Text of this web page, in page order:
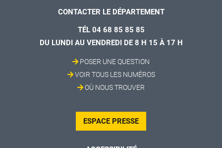
CONTACTER LE DÉPARTEMENT
TÉL 04 68 85 85 85
DU LUNDI AU VENDREDI DE 8 H 15 À 17 H
POSER UNE QUESTION
VOIR TOUS LES NUMÉROS
OÙ NOUS TROUVER
ESPACE PRESSE